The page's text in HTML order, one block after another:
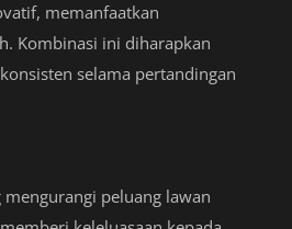
memanfaatkan
Kombinasi ini diharapkan
selama pertandingan
peluang lawan